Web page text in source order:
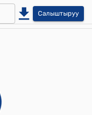
Салыштыруу